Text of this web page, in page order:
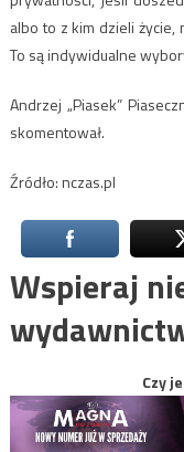
albo to z kim dzieli życie,
To są indywidualne
Andrzej „Piasek”
skomentował.
Źródło: nczas.pl
Wspieraj
Czy